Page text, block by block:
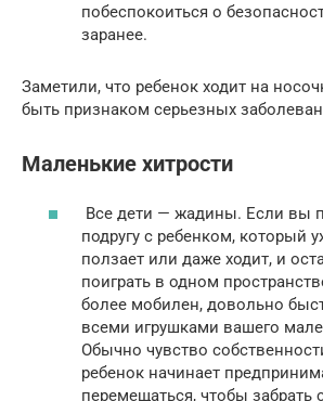
побеспокоиться о
заранее.
Заметили, что ребенок ходит на
быть признаком серьезных
Маленькие хитрости
Все дети — жадины. Если вы
подругу с ребенком, который
ползает или даже ходит, и
поиграть в одном
более мобилен, довольно
всеми игрушками вашего
Обычно чувство
ребенок начинает
перемещаться, чтобы забрать